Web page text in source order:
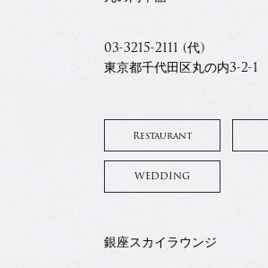
03-3215-2111 (代)
東京都千代田区丸の内3-2-1
Restaurant
WEDDING
銀座スカイラウンジ